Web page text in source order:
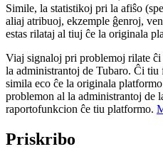
Simile, la statistikoj pri la afiŝo
aliaj atribuoj, ekzemple ĝenroj,
estas rilataj al tiuj ĉe la originala
Viaj signaloj pri problemoj rilate ĉi
la administrantoj de Tubaro. Ĉi tiu
simila eco ĉe la originala
problemon al la administrantoj de
raportofunkcion ĉe tiu platformo.
Priskribo